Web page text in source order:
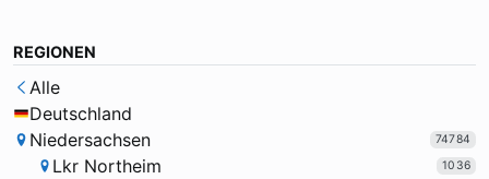
REGIONEN
Alle
Deutschland
Niedersachsen
74784
Lkr Northeim 1036